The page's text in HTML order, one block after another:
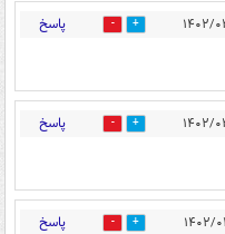
9 پاسخ
10 پاسخ
4 پاسخ